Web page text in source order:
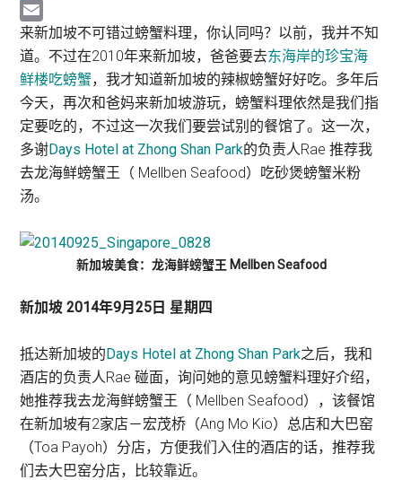
Weibo
Pinterest
Email
来新加坡不可错过螃蟹料理，你认同吗？以前，我并不知
道。不过在2010年来新加坡，爸爸要去东海岸的珍宝海
鲜楼吃螃蟹，我才知道新加坡的辣椒螃蟹好好吃。多年后
今天，再次和爸妈来新加坡游玩，螃蟹料理依然是我们指
定要吃的，不过这一次我们要尝试别的餐馆了。这一次，
多谢Days Hotel at Zhong Shan Park的负责人Rae 推荐我
去龙海鲜螃蟹王（ Mellben Seafood）吃砂煲螃蟹米粉
汤。
新加坡美食：龙海鲜螃蟹王 Mellben Seafood
新加坡 2014年9月25日 星期四
抵达新加坡的Days Hotel at Zhong Shan Park之后，我和
酒店的负责人Rae 碰面，询问她的意见螃蟹料理好介绍，
她推荐我去龙海鲜螃蟹王（ Mellben Seafood），该餐馆
在新加坡有2家店－宏茂桥（Ang Mo Kio）总店和大巴窑
（Toa Payoh）分店，方便我们入住的酒店的话，推荐我
们去大巴窑分店，比较靠近。